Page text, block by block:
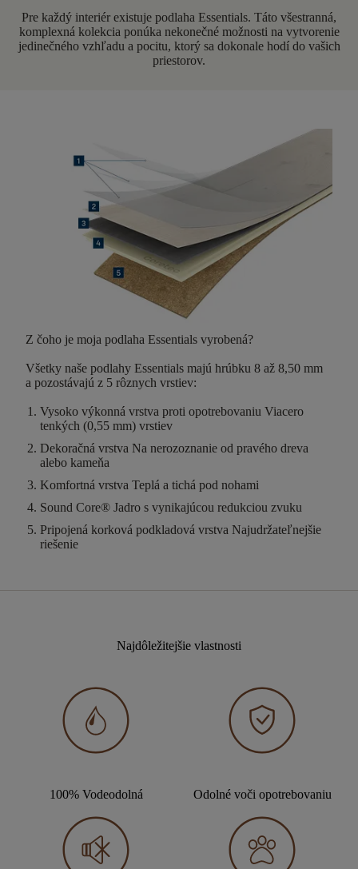
Pre každý interiér existuje podlaha Essentials. Táto všestranná,
komplexná kolekcia ponúka nekonečné možnosti na vytvorenie
jedinečného vzhľadu a pocitu, ktorý sa dokonale hodí do vašich
priestorov.
Z čoho je moja podlaha Essentials vyrobená?
Všetky naše podlahy Essentials majú hrúbku 8 až 8,50 mm
a pozostávajú z 5 rôznych vrstiev:
Vysoko výkonná vrstva proti opotrebovaniu Viacero
tenkých (0,55 mm) vrstiev
Dekoračná vrstva Na nerozoznanie od pravého dreva
alebo kameňa
Komfortná vrstva Teplá a tichá pod nohami
Sound Core® Jadro s vynikajúcou redukciou zvuku
Pripojená korková podkladová vrstva Najudržateľnejšie
riešenie
Najdôležitejšie vlastnosti
100% Vodeodolná Odolné voči opotrebovaniu